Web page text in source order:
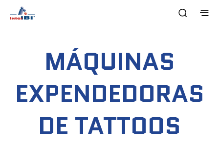
MÁQUINAS
EXPENDEDORAS
DE TATTOOS